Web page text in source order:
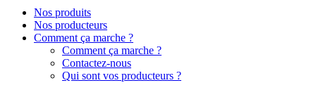
Nos produits
Nos producteurs
Comment ça marche ?
Comment ça marche ?
Contactez-nous
Qui sont vos producteurs ?